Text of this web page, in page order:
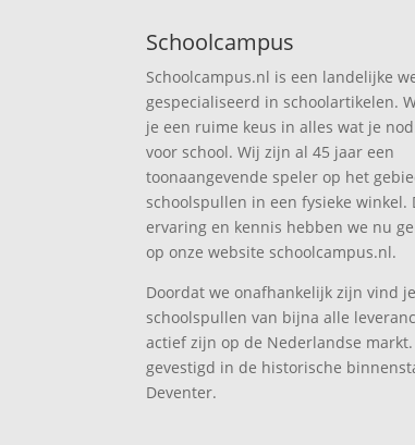
Schoolcampus
Schoolcampus.nl is een landelijke
gespecialiseerd in schoolartikelen.
je een ruime keus in alles wat je
voor school. Wij zijn al 45 jaar een
toonaangevende speler op het
schoolspullen in een fysieke winkel.
ervaring en kennis hebben we nu
op onze website schoolcampus.nl.
Doordat we onafhankelijk zijn vind
schoolspullen van bijna alle
actief zijn op de Nederlandse
gevestigd in de historische
Deventer.